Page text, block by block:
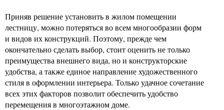
Приняв решение установить в жилом помещении
лестницу, можно потеряться во всем многообразии форм
и видов их конструкций. Поэтому, прежде чем
окончательно сделать выбор, стоит оценить не только
преимущества внешнего вида, но и конструкторские
удобства, а также единое направление художественного
стиля в оформлении интерьера. Только удачное сочетание
всех этих факторов позволит обеспечить удобство
перемещения в многоэтажном доме.